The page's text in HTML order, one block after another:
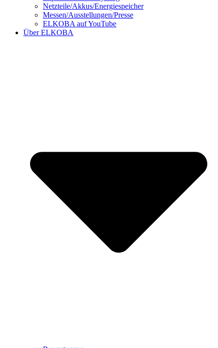
Netzteile/Akkus/Energiespeicher
Messen/Ausstellungen/Presse
ELKOBA auf YouTube
Über ELKOBA